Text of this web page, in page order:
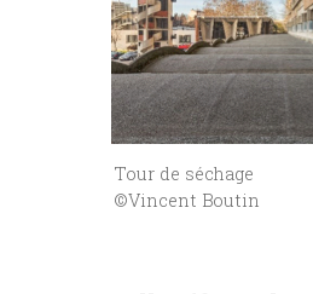
Tour de séchage
©Vincent Boutin